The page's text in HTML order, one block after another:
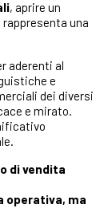
, aprire un
una
aderenti al
e
dei diversi
e mirato.
di vendita
operativa, ma